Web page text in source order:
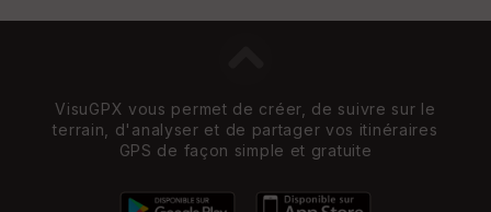
VisuGPX vous permet de créer, de suivre sur le
terrain, d'analyser et de partager vos itinéraires
GPS de façon simple et gratuite